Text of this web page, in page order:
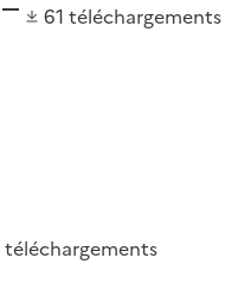
61 téléchargements
téléchargements